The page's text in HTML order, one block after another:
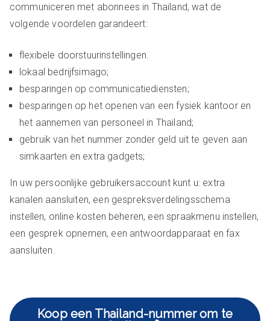
communiceren met abonnees in Thailand, wat de
volgende voordelen garandeert:
flexibele doorstuurinstellingen.
lokaal bedrijfsimago;
besparingen op communicatiediensten;
besparingen op het openen van een fysiek kantoor en
het aannemen van personeel in Thailand;
gebruik van het nummer zonder geld uit te geven aan
simkaarten en extra gadgets;
In uw persoonlijke gebruikersaccount kunt u: extra
kanalen aansluiten, een gespreksverdelingsschema
instellen, online kosten beheren, een spraakmenu instellen,
een gesprek opnemen, een antwoordapparaat en fax
aansluiten.
Koop een Thailand-nummer om te